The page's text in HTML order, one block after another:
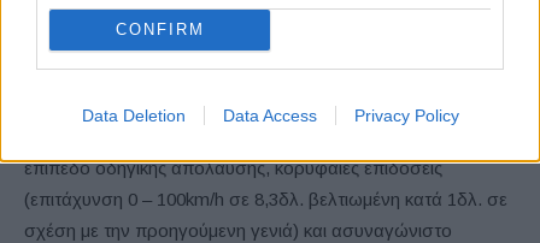
CONFIRM
Data Deletion Data Access Privacy Policy
ull hybrid E–Tech160hp
Ο full hybrid E-Tech κινητήρας των 160hp αποτελεί την αιχμή
του δόρατος για το Clio 6
γενιάς. Αυτό το σύνολο που
επίπεδο οδηγικής απόλαυσης, κορυφαίες επιδόσεις
(επιτάχυνση 0 – 100km/h σε 8,3δλ. βελτιωμένη κατά 1δλ. σε
σχέση με την προηγούμενη γενιά) και ασυναγώνιστο